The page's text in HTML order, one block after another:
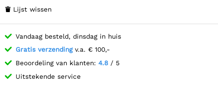
 Lijst wissen
Vandaag besteld, dinsdag in huis
Gratis verzendingv.a. € 100,-
Beoordeling van klanten: 4.8 / 5
Uitstekende service